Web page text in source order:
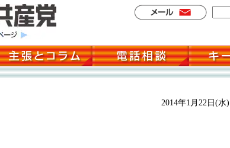
2014年1月22日(水)